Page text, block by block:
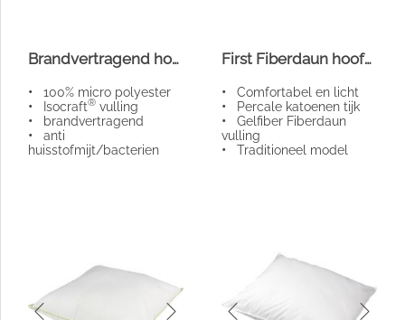
Brandvertragend hoofdkussen
• 100% micro polyester
• Isocraft® vulling
• brandvertragend
• anti
huisstofmijt/bacterien
First Fiberdaun hoofdkussen
• Comfortabel en licht
• Percale katoenen tijk
• Gelfiber Fiberdaun
vulling
• Traditioneel model